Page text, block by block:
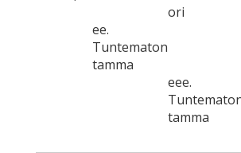
ee.
Tuntematon
tamma
ori
eee.
tamma